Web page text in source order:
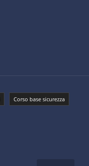
Corso base sicurezza